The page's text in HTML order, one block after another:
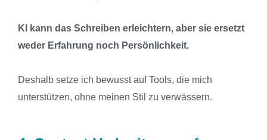
KI kann das Schreiben erleichtern, aber sie ersetzt
weder Erfahrung noch Persönlichkeit.
Deshalb setze ich bewusst auf Tools, die mich
unterstützen, ohne meinen Stil zu verwässern.